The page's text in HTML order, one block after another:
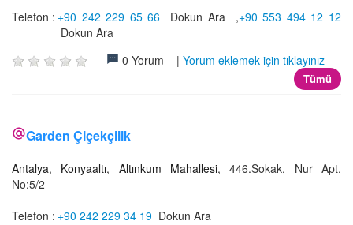
Telefon : +90 242 229 65 66 Dokun Ara ,+90 553 494 12 12
Dokun Ara
0 Yorum | Yorum eklemek için tıklayınız
Tümü
Garden Çiçekçilik
Antalya, Konyaaltı, Altınkum Mahallesi, 446.Sokak, Nur Apt.
No:5/2
Telefon : +90 242 229 34 19 Dokun Ara